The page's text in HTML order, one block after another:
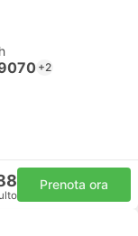
+2
Prenota ora